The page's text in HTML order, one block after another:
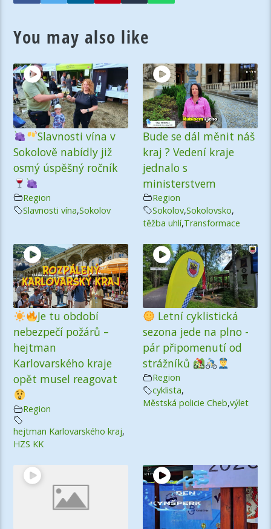
You may also like
Slavnosti vína v
Sokolově nabídly již
osmý úspěšný ročník
Region
Slavnosti vína,Sokolov
Bude se dál měnit náš
kraj ? Vedení kraje
jednalo s
ministerstvem
Region
Sokolov,Sokolovsko,
těžba uhlí,Transformace
Je tu období
nebezpečí požárů –
hejtman
Karlovarského kraje
opět musel reagovat
Region
hejtman Karlovarského kraj,
HZS KK
Letní cyklistická
sezona jede na plno -
pár připomenutí od
strážníků
Region
cyklista,
Městská policie Cheb,výlet